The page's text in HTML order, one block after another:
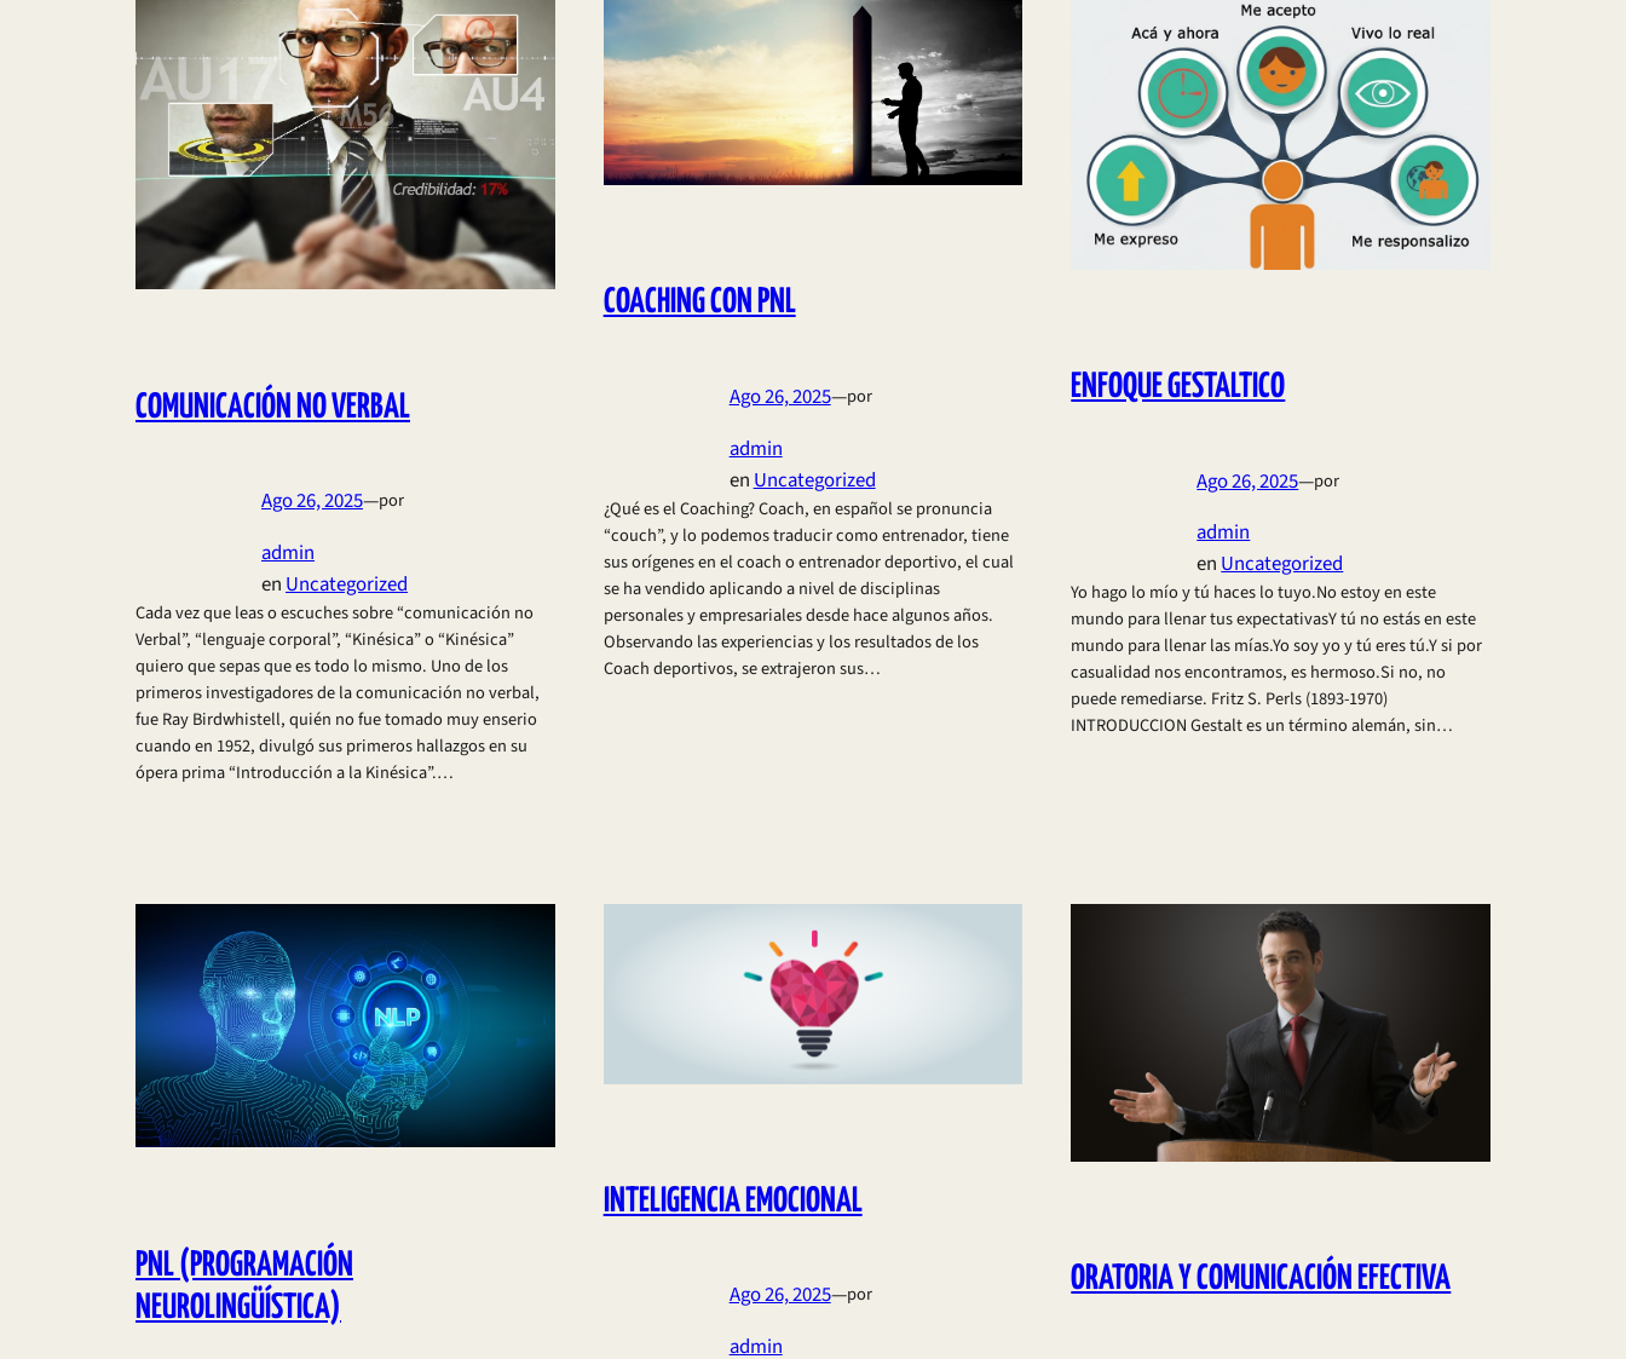
COMUNICACIÓN NO VERBAL
Ago 26, 2025—por
admin
enUncategorized
Cada vez que leas o escuches sobre “comunicación no
Verbal”, “lenguaje corporal”, “Kinésica” o “Kinésica”
quiero que sepas que es todo lo mismo. Uno de los
primeros investigadores de la comunicación no verbal,
fue Ray Birdwhistell, quién no fue tomado muy enserio
cuando en 1952, divulgó sus primeros hallazgos en su
ópera prima “Introducción a la Kinésica”.…
COACHING CON PNL
Ago 26, 2025—por
admin
en Uncategorized
¿Qué es el Coaching? Coach, en español se pronuncia
“couch”, y lo podemos traducir como entrenador, tiene
sus orígenes en el coach o entrenador deportivo, el cual
se ha vendido aplicando a nivel de disciplinas
personales y empresariales desde hace algunos años.
Observando las experiencias y los resultados de los
Coach deportivos, se extrajeron sus…
ENFOQUE GESTALTICO
Ago 26, 2025—por
admin
enUncategorized
Yo hago lo mío y tú haces lo tuyo.No estoy en este
mundo para llenar tus expectativasY tú no estás en este
mundo para llenar las mías.Yo soy yo y tú eres tú.Y si por
casualidad nos encontramos, es hermoso.Si no, no
puede remediarse. Fritz S. Perls (1893-1970)
INTRODUCCION Gestalt es un término alemán, sin…
PNL (PROGRAMACIÓN
NEUROLINGÜÍSTICA)
INTELIGENCIA EMOCIONAL
Ago 26, 2025—por
admin
ORATORIA Y COMUNICACIÓN EFECTIVA